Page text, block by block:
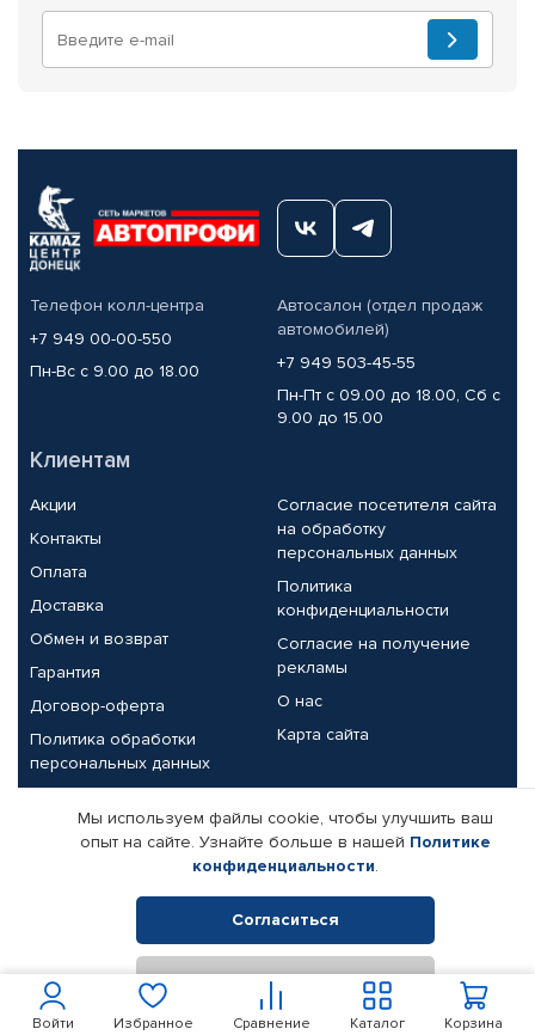
Войти Избранное Сравнение Корзина
Каталог
Телефон колл-центра
+7 949 00-00-550
Пн-Вс с 9.00 до 18.00
Автосалон (отдел продаж
автомобилей)
+7 949 503-45-55
Пн-Пт с 09.00 до 18.00, Сб с
9.00 до 15.00
Клиентам
Акции
Контакты
Оплата
Доставка
Обмен и возврат
Гарантия
Договор-оферта
Политика обработки
персональных данных
Согласие посетителя сайта
на обработку
персональных данных
Политика
конфиденциальности
Согласие на получение
рекламы
О нас
Карта сайта
Партнерам
Корпоративным клиентам
Поставщикам
Реквизиты компании
© КАМАЗ ЦЕНТР ДОНЕЦК, 2015-2026. Все права защищены.
Интернет-магазин автомобильных товаров Автопрофи.
Мы используем файлы cookie, чтобы улучшить ваш
опыт на сайте. Узнайте больше в нашей Политике
конфиденциальности.
Согласиться
Отклонить